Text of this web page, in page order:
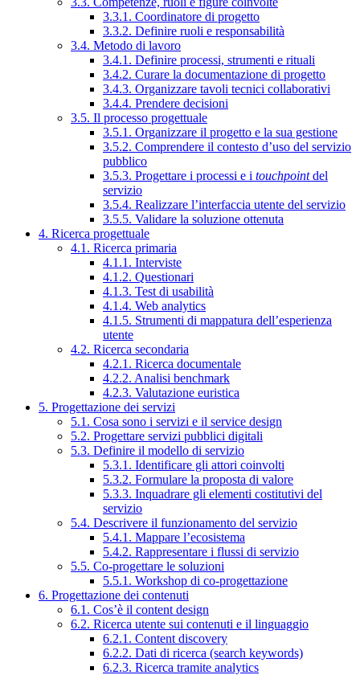
3.3.1. Coordinatore di progetto
3.3.2. Definire ruoli e responsabilità
3.4. Metodo di lavoro
3.4.1. Definire processi, strumenti e rituali
3.4.2. Curare la documentazione di progetto
3.4.3. Organizzare tavoli tecnici collaborativi
3.4.4. Prendere decisioni
3.5. Il processo progettuale
3.5.1. Organizzare il progetto e la sua gestione
3.5.2. Comprendere il contesto d’uso del servizio
pubblico
3.5.3. Progettare i processi e i touchpointdel
servizio
3.5.4. Realizzare l’interfaccia utente del servizio
3.5.5. Validare la soluzione ottenuta
4. Ricerca progettuale
4.1. Ricerca primaria
4.1.1. Interviste
4.1.2. Questionari
4.1.3. Test di usabilità
4.1.4. Web analytics
4.1.5. Strumenti di mappatura dell’esperienza
utente
4.2. Ricerca secondaria
4.2.1. Ricerca documentale
4.2.2. Analisi benchmark
4.2.3. Valutazione euristica
5. Progettazione dei servizi
5.1. Cosa sono i servizi e il service design
5.2. Progettare servizi pubblici digitali
5.3. Definire il modello di servizio
5.3.1. Identificare gli attori coinvolti
5.3.2. Formulare la proposta di valore
5.3.3. Inquadrare gli elementi costitutivi del
servizio
5.4. Descrivere il funzionamento del servizio
5.4.1. Mappare l’ecosistema
5.4.2. Rappresentare i flussi di servizio
5.5. Co-progettare le soluzioni
5.5.1. Workshop di co-progettazione
6. Progettazione dei contenuti
6.1. Cos’è il content design
6.2. Ricerca utente sui contenuti e il linguaggio
6.2.1. Content discovery
6.2.2. Dati di ricerca (search keywords)
6.2.3. Ricerca tramite analytics